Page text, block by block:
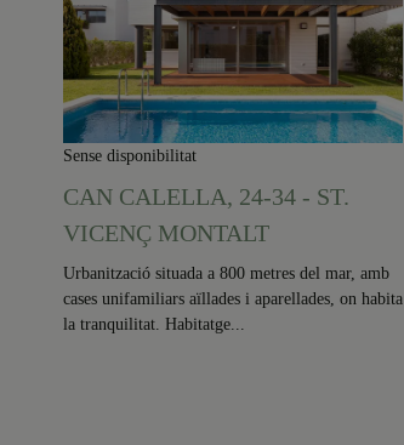
Sense disponibilitat
CAN CALELLA, 24-34 - ST.
VICENÇ MONTALT
Urbanització situada a 800 metres del mar, amb
cases unifamiliars aïllades i aparellades, on habita
la tranquilitat. Habitatge...